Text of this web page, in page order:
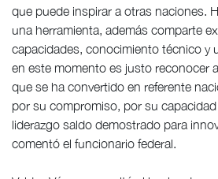
que puede inspirar a otras naciones.
una herramienta, además comparte
capacidades, conocimiento técnico y
en este momento es justo reconocer
que se ha convertido en referente
por su compromiso, por su
liderazgo saldo demostrado para
comentó el funcionario federal.